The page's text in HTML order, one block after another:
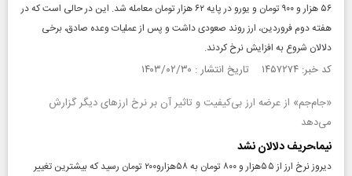
۵۶ هزار و ۹۰۰ تومان و یورو در پایه ۶۲ هزار تومان معامله شد. این در حالی است که در
هفته دوم فروردین، ارز روند صعودی داشت و پس از عملیات وعده صادق، برخی
دلالان شروع به افزایش نرخ کردند.
کد خبر: ۱۴۵۷۲۷۴ تاریخ انتشار : ۱۴۰۳/۰۲/۳۰
«جام‌جم» از عرضه ارز بی‌کیفیت و تاثیر آن بر نرخ ارزهای دیگر گزارش
می‌دهد
نیما،حریف دلالان نشد
دیروز نرخ ارز از ۵۵هزار و ۸۰۰ تومان به ۵۸هزارو۲۰۰ تومان رسید که بیشترین تغییر